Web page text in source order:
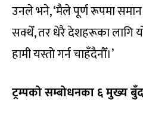
उनले भने, ‘मैले पूर्ण रूपमा
सक्थेँ, तर धेरै देशहरूका लागि
हामी यस्तो गर्न चाहँदैनौँ।’
ट्रम्पको सम्बोधनका ६ मुख्य